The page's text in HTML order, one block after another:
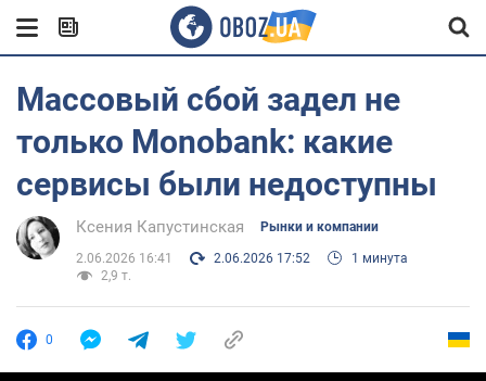
Массовый сбой задел не
только Monobank: какие
сервисы были недоступны
Ксения Капустинская Рынки и компании
2.06.2026 16:41 2.06.2026 17:52
1 минута
2,9 т.
0